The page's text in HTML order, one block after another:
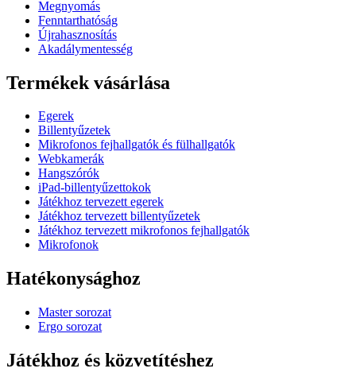
Megnyomás
Fenntarthatóság
Újrahasznosítás
Akadálymentesség
Termékek vásárlása
Egerek
Billentyűzetek
Mikrofonos fejhallgatók és fülhallgatók
Webkamerák
Hangszórók
iPad-billentyűzettokok
Játékhoz tervezett egerek
Játékhoz tervezett billentyűzetek
Játékhoz tervezett mikrofonos fejhallgatók
Mikrofonok
Hatékonysághoz
Master sorozat
Ergo sorozat
Játékhoz és közvetítéshez